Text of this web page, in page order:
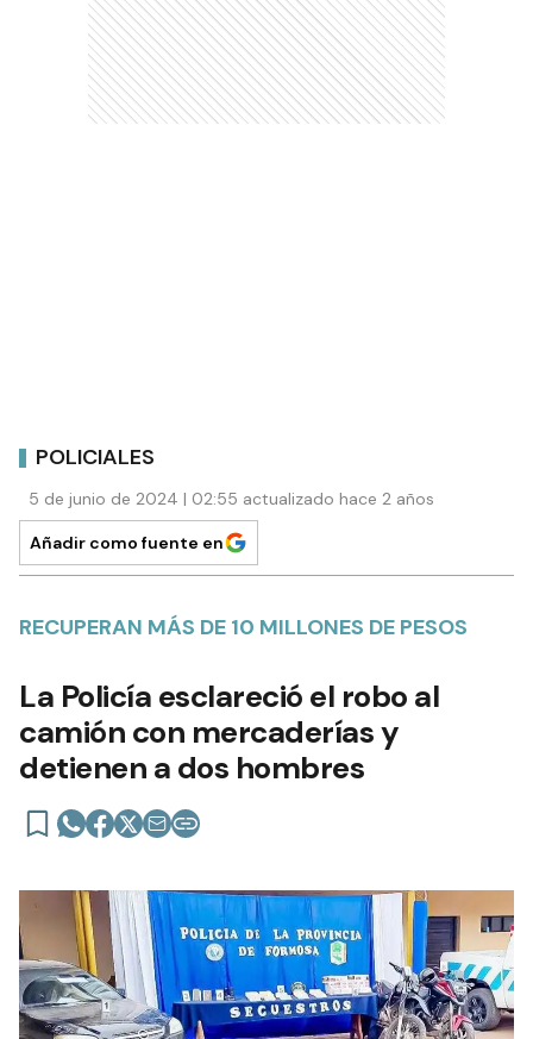
POLICIALES
5 de junio de 2024 | 02:55 actualizado hace 2 años
Añadir como fuente en
RECUPERAN MÁS DE 10 MILLONES DE PESOS
La Policía esclareció el robo al
camión con mercaderías y
detienen a dos hombres